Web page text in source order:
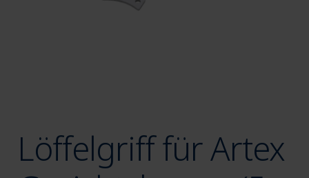
Löffelgriff für Artex